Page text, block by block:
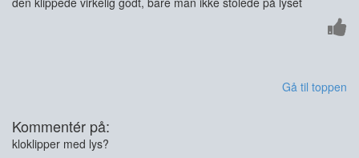
Gå til toppen
Kommentér på:
kloklipper med lys?